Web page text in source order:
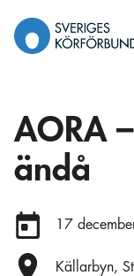
innehåll
AORA
ändå
Datum:
17
Plats:
Källarbyn,